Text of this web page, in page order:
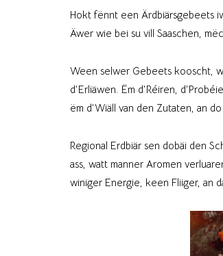
Hokt fënnt een Ärdbiärsgebeets
Äwer wie bei su vill Saaschen,
Ween selwer Gebeets kooscht,
d’Erliäwen. Ëm d’Réiren,
ëm d’Wiäll van den Zutaten, an
Regional Erdbiär sen dobäi den
ass, watt manner Aromen
winiger Energie, keen Fliiger, an